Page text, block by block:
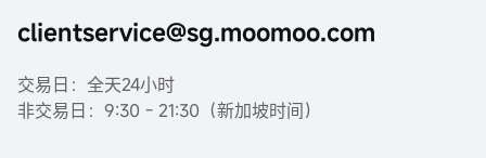
clientservice@sg.moomoo.com
交易日：全天24小时
非交易日：9:30 - 21:30（新加坡时间）